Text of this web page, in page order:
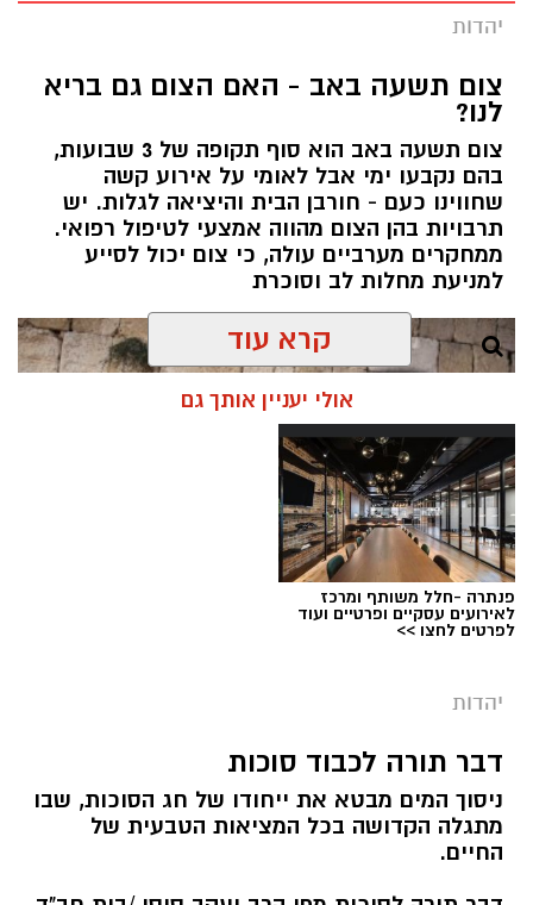
יהדות
צום תשעה באב - האם הצום גם בריא
לנו?
צום תשעה באב הוא סוף תקופה של 3 שבועות,
בהם נקבעו ימי אבל לאומי על אירוע קשה
שחווינו כעם - חורבן הבית והיציאה לגלות. יש
תרבויות בהן הצום מהווה אמצעי לטיפול רפואי.
ממחקרים מערביים עולה, כי צום יכול לסייע
למניעת מחלות לב וסוכרת
מערכת ירושלים נט / 08:00 11.08.19
תגים: תשעה באב
קיימת מחלוקת בין חוקרים האם הצום היא דרך
טיפול אפקטיבית. יחד עם זאת, הדעה הרווחת כיום
קרא עוד
אולי יעניין אותך גם
פנתרה -חלל משותף ומרכז
לאירועים עסקיים ופרטיים ועוד
לפרטים לחצו >>
יהדות
דבר תורה לכבוד סוכות
ניסוך המים מבטא את ייחודו של חג הסוכות, שבו
מתגלה הקדושה בכל המציאות הטבעית של
החיים.